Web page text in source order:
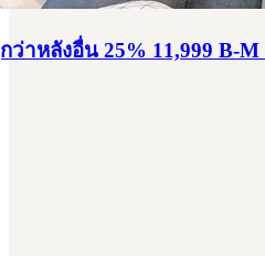
ว่าหลังอื่น 25% 11,999 B-